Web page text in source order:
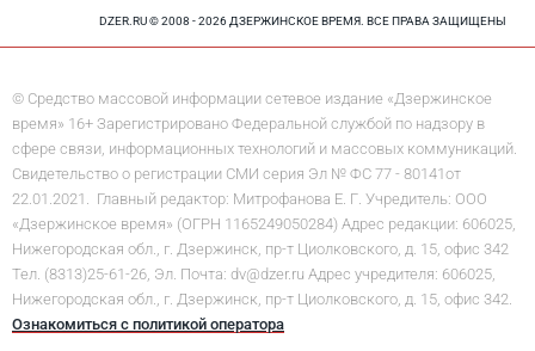
DZER.RU © 2008 - 2026 ДЗЕРЖИНСКОЕ ВРЕМЯ. ВСЕ ПРАВА ЗАЩИЩЕНЫ
© Средство массовой информации сетевое издание «Дзержинское
время» 16+ Зарегистрировано Федеральной службой по надзору в
сфере связи, информационных технологий и массовых коммуникаций.
Свидетельство о регистрации СМИ серия Эл № ФС 77 - 80141от
22.01.2021. Главный редактор: Митрофанова Е. Г. Учредитель: ООО
«Дзержинское время» (ОГРН 1165249050284) Адрес редакции: 606025,
Нижегородская обл., г. Дзержинск, пр-т Циолковского, д. 15, офис 342
Тел. (8313)25-61-26, Эл. Почта: dv@dzer.ru Адрес учредителя: 606025,
Нижегородская обл., г. Дзержинск, пр-т Циолковского, д. 15, офис 342.
Ознакомиться с политикой оператора